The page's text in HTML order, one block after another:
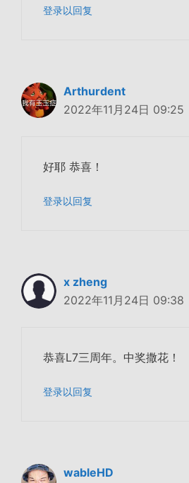
登录以回复
Arthurdent
2022年11月24日 09:25
好耶 恭喜！
登录以回复
x zheng
2022年11月24日 09:38
恭喜L7三周年。中奖撒花！
登录以回复
wableHD